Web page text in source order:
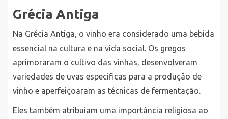
Grécia Antiga
Na Grécia Antiga, o vinho era considerado uma bebida
essencial na cultura e na vida social. Os gregos
aprimoraram o cultivo das vinhas, desenvolveram
variedades de uvas específicas para a produção de
vinho e aperfeiçoaram as técnicas de fermentação.
Eles também atribuíam uma importância religiosa ao